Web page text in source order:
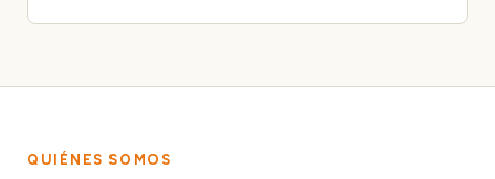
QUIÉNES SOMOS